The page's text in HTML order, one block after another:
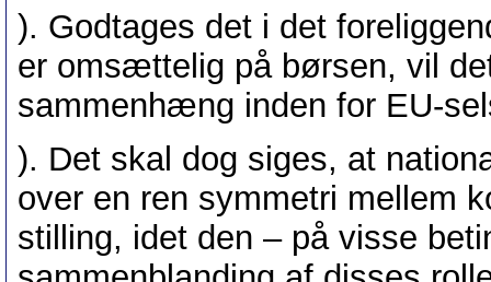
). Godtages det i det
er omsættelig på børsen, vil
sammenhæng inden for EU-
). Det skal dog siges, at
over en ren symmetri mellem
stilling, idet den – på visse